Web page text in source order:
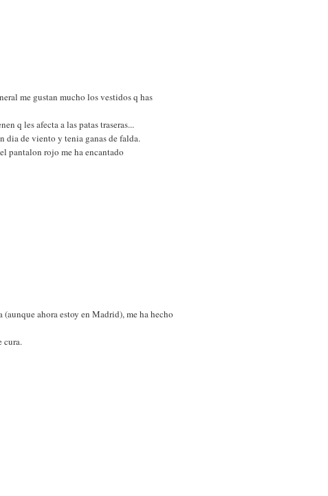
me gustan mucho los vestidos q has
q les afecta a las patas traseras...
dia de viento y tenia ganas de falda.
pantalon rojo me ha encantado
ahora estoy en Madrid), me ha hecho
cura.